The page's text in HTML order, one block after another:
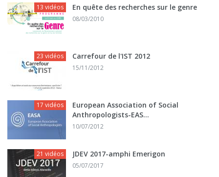
13 vidéos En quête des recherches sur le genre
08/03/2010
23 vidéos Carrefour de l'IST 2012
15/11/2012
17 vidéos
European Association of Social
Anthropologists-EAS...
10/07/2012
21 vidéos JDEV 2017-amphi Emerigon
05/07/2017